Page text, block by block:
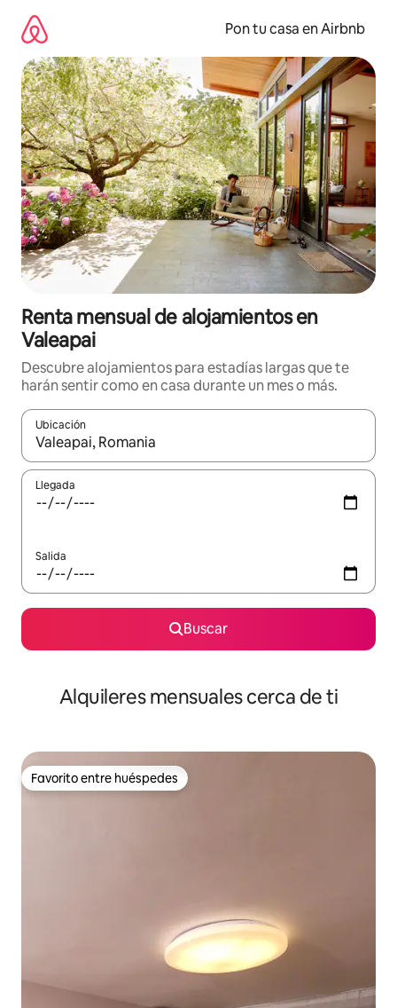
contenido
Pon tu casa en Airbnb
Renta mensual de alojamientos en
Valeapai
Descubre alojamientos para estadías largas que te
harán sentir como en casa durante un mes o más.
Ubicación
Cuando los resultados estén disponibles, navega con las
Llegada
Salida
Buscar
Alquileres mensuales cerca de ti
Favorito entre huéspedes
Favorito entre huéspedes